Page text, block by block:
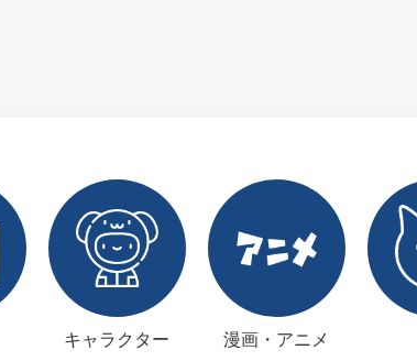
キャラクター 漫画・アニメ